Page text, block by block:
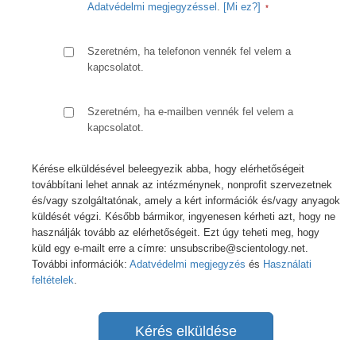
Adatvédelmi megjegyzéssel . [Mi ez?]
Szeretném, ha telefonon vennék fel velem a
kapcsolatot.
Szeretném, ha e-mailben vennék fel velem a
kapcsolatot.
Kérése elküldésével beleegyezik abba, hogy elérhetőségeit
továbbítani lehet annak az intézménynek, nonprofit szervezetnek
és/vagy szolgáltatónak, amely a kért információk és/vagy anyagok
küldését végzi. Később bármikor, ingyenesen kérheti azt, hogy ne
használják tovább az elérhetőségeit. Ezt úgy teheti meg, hogy
küld egy e-mailt erre a címre: unsubscribe@scientology.net.
További információk: Adatvédelmi megjegyzés és Használati
feltételek.
Kérés elküldése